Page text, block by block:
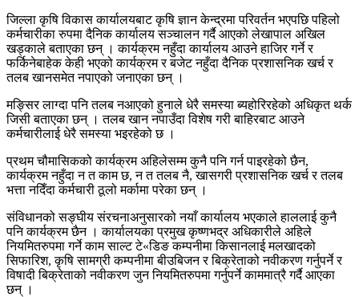
जिल्ला कृषि विकास कार्यालयबाट कृषि ज्ञान केन्द्रमा परिवर्तन भएपछि पहिलो
कर्मचारीका रुपमा दैनिक कार्यालय सञ्चालन गर्दै आएको लेखापाल अखिल
खड्काले बताएका छन् । कार्यक्रम नहुँदा कार्यालय आउने हाजिर गर्ने र
फर्किनेबाहेक केही भएको कार्यक्रम र बजेट नहुँदा दैनिक प्रशासनिक खर्च र
तलब खानसमेत नपाएको जनाएका छन् ।
मङ्सिर लाग्दा पनि तलब नआएको हुनाले धेरै समस्या ब्यहोरिरहेको अधिकृत थर्क
जिसी बताएका छन् । तलब खान नपाउँदा विशेष गरी बाहिरबाट आउने
कर्मचारीलाई धेरै समस्या भइरहेको छ ।
प्रथम चौमासिकको कार्यक्रम अहिलेसम्म कुनै पनि गर्न पाइरहेको छैन,
कार्यक्रम नहुँदा न त काम छ, न त तलब नै, खासगरी प्रशासनिक खर्च र तलब
भत्ता नदिँदा कर्मचारी ठूलो मर्कामा परेका छन् ।
संविधानको सङ्घीय संरचनाअनुसारको नयाँ कार्यालय भएकाले हाललाई कुनै
पनि कार्यक्रम छैन । कार्यालयका प्रमुख कृष्णभद्र अधिकारीले अहिले
नियमितरुपमा गर्ने काम साल्ट टे«डिङ कम्पनीमा किसानलाई मलखादको
सिफारिश, कृषि सामग्री कम्पनीमा बीउबिजन र बिक्रेताको नवीकरण गर्नुपर्ने र
विषादी बिक्रेताको नवीकरण जुन नियमितरुपमा गर्नुपर्ने काममात्रै गर्दै आएका
छन् ।